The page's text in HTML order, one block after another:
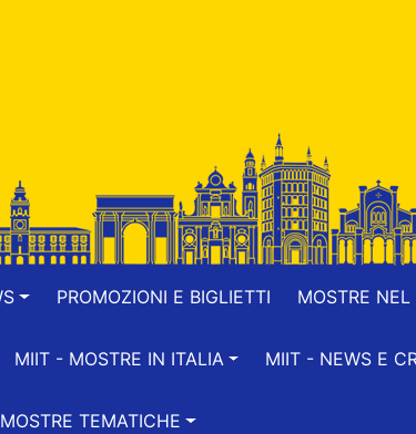
PROMOZIONI E BIGLIETTI MOSTRE
MIIT - MOSTRE IN ITALIA MIIT - NEWS E
MOSTRE TEMATICHE